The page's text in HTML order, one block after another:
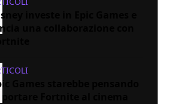
investe in Epic Games e
una collaborazione con
Games starebbe pensando
Fortnite al cinema